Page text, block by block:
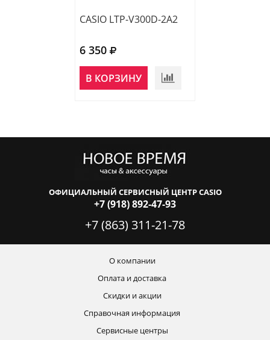
CASIO LTP-V300D-2A2
6 350
В КОРЗИНУ
ОФИЦИАЛЬНЫЙ СЕРВИСНЫЙ ЦЕНТР CASIO
+7 (918) 892-47-93
+7 (863) 311-21-78
О компании
Оплата и доставка
Скидки и акции
Справочная информация
Сервисные центры